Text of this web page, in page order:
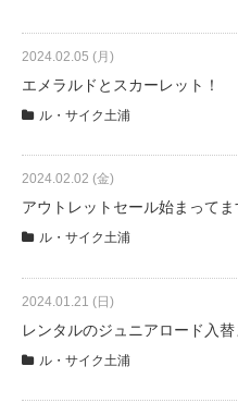
2024.02.05 (月)
エメラルドとスカーレット！
ル・サイク土浦
2024.02.02 (金)
アウトレットセール始まってま
ル・サイク土浦
2024.01.21 (日)
レンタルのジュニアロード入替
ル・サイク土浦